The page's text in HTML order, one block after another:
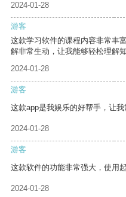
2024-01-28
游客
这款学习软件的课程内容非常丰
解非常生动，让我能够轻松理解知
2024-01-28
游客
这款app是我娱乐的好帮手，让我
2024-01-28
游客
这款软件的功能非常强大，使用
2024-01-28